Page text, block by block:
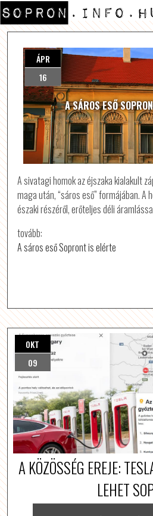
A SÁROS ESŐ
ÁPR
16
A sivatagi homok az éjszaka kialakult
maga után, “sáros eső” formájában. A
északi részéről, erőteljes déli
tovább:
A sáros eső Sopront is elérte
OKT
09
A KÖZÖSSÉG EREJE:
LEHET